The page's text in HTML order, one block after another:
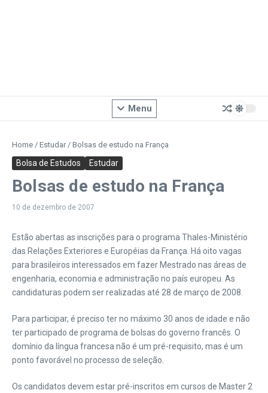
Menu
Home / Estudar / Bolsas de estudo na França
Bolsa de Estudos Estudar
Bolsas de estudo na França
10 de dezembro de 2007
Estão abertas as inscrições para o programa Thales-Ministério
das Relações Exteriores e Européias da França. Há oito vagas
para brasileiros interessados em fazer Mestrado nas áreas de
engenharia, economia e administração no país europeu. As
candidaturas podem ser realizadas até 28 de março de 2008.
Para participar, é preciso ter no máximo 30 anos de idade e não
ter participado de programa de bolsas do governo francês. O
domínio da língua francesa não é um pré-requisito, mas é um
ponto favorável no processo de seleção.
Os candidatos devem estar pré-inscritos em cursos de Master 2